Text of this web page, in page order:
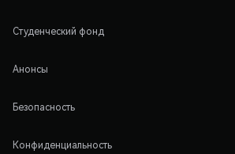
Студенческий фонд
Анонсы
Безопасность
Конфиденциальность